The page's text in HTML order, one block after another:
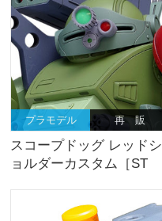
プラモデル 再 販
スコープドッグ レッドシ
ョルダーカスタム［ST